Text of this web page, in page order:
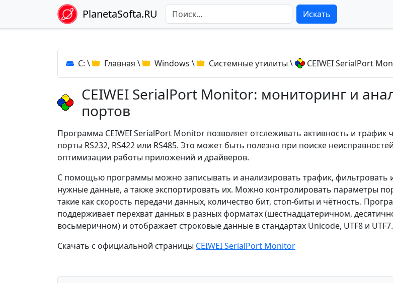
PlanetaSofta.RU Искать
C: \ Главная \ Windows \ Системные утилиты \ CEIWEI SerialPort
CEIWEI SerialPort Monitor: мониторинг и
портов
Программа CEIWEI SerialPort Monitor позволяет отслеживать активность и трафик
порты RS232, RS422 или RS485. Это может быть полезно при поиске
оптимизации работы приложений и драйверов.
С помощью программы можно записывать и анализировать трафик, фильтровать
нужные данные, а также экспортировать их. Можно контролировать параметры
такие как скорость передачи данных, количество бит, стоп-биты и чётность.
поддерживает перехват данных в разных форматах (шестнадцатеричном,
восьмеричном) и отображает строковые данные в стандартах Unicode, UTF8 и UTF7.
Скачать с официальной страницы CEIWEI SerialPort Monitor